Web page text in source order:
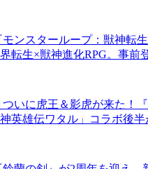
モンスターループ：獣神転
転生×獣神進化RPG。事前
ついに虎王＆影虎が来た！『
英雄伝ワタル」コラボ後半